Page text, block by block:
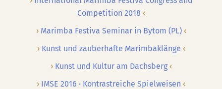
Competition 2018
Marimba Festiva Seminar in Bytom (PL)
Kunst und zauberhafte Marimbaklänge
Kunst und Kultur am Dachsberg
IMSE 2016 · Kontrastreiche Spielweisen